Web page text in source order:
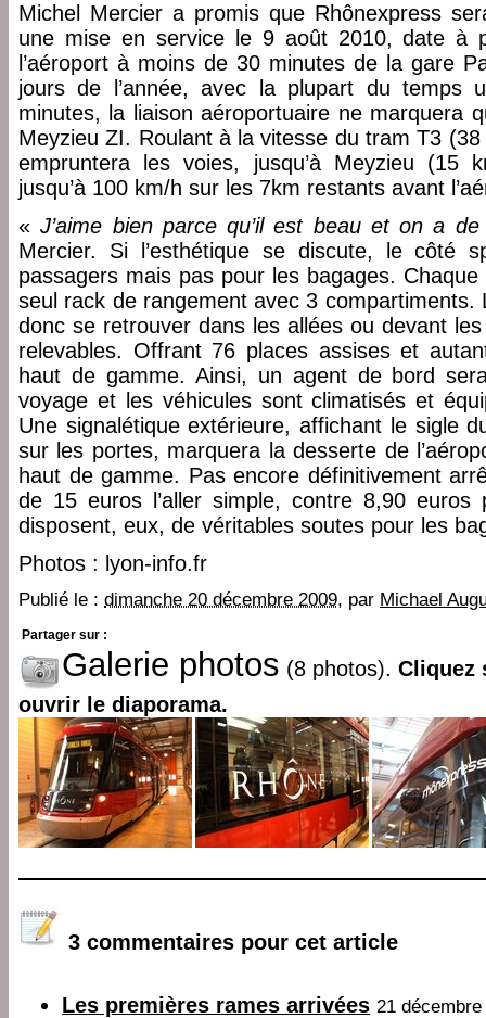
Michel Mercier a promis que Rhônexpress
une mise en service le 9 août 2010, date à
l’aéroport à moins de 30 minutes de la gare
jours de l’année, avec la plupart du temps
minutes, la liaison aéroportuaire ne marquera
Meyzieu ZI. Roulant à la vitesse du tram T3
empruntera les voies, jusqu’à Meyzieu (15
jusqu’à 100 km/h sur les 7km restants avant
«J’aime bien parce qu’il est beau et on a
Mercier. Si l’esthétique se discute, le côté
passagers mais pas pour les bagages. Chaque
seul rack de rangement avec 3 compartiments.
donc se retrouver dans les allées ou devant
relevables. Offrant 76 places assises et
haut de gamme. Ainsi, un agent de bord
voyage et les véhicules sont climatisés et
Une signalétique extérieure, affichant le sigle
sur les portes, marquera la desserte de
haut de gamme. Pas encore définitivement
de 15 euros l’aller simple, contre 8,90
disposent, eux, de véritables soutes pour les
Photos : lyon-info.fr
Publié le : dimanche 20 décembre 2009, par Michael
Partager sur :
Galerie photos (8 photos). Cliquez
ouvrir le diaporama.
3 commentaires pour cet article
Les premières rames arrivées 21